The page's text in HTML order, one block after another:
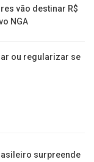
vão destinar R$
NGA
ou regularizar se
surpreende